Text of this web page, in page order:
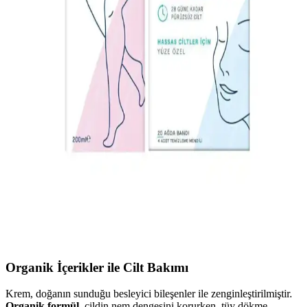
Genital bölge tüy dökücü ürünler, erkeklerin kişisel bakımında
hassas ciltlere uygun, doğal içeriklerle tahrişi azaltan ve kolay
kullanımlı seçenekler sunar. Doğru ürün seçimi ve dikkatli kullanım
Tüy Dökücü Krem Uygulama Rehberi: Güvenli ve
Etkili Kullanım İpuçları
Tüy dökücü krem kullanımı için adım adım rehber. Güvenli
uygulama, cilt hazırlığı ve sonrası bakım ipuçlarıyla etkili sonuçlar
Organik İçerikler ile Cilt Bakımı
Krem, doğanın sunduğu besleyici bileşenler ile zenginleştirilmiştir.